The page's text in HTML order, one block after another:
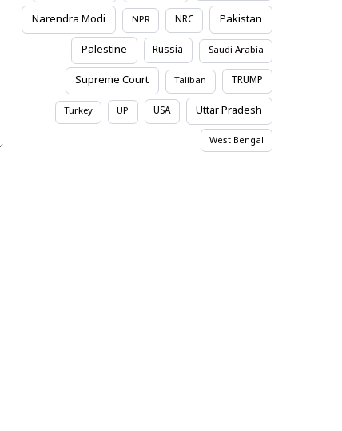
Narendra Modi NPR NRC Pakistan
Palestine Russia Saudi Arabia
Supreme Court Taliban TRUMP
Turkey UP USA Uttar Pradesh
West Bengal